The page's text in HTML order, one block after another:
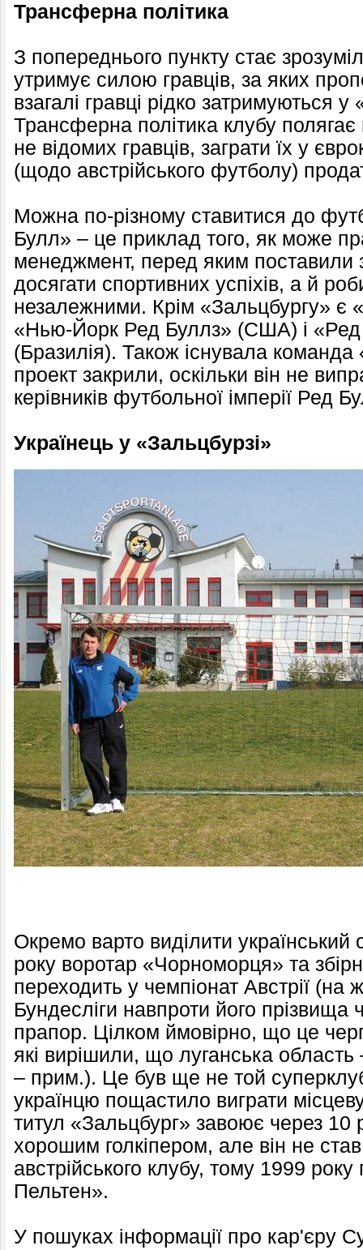
Трансферна політика
З попереднього пункту стає
утримує силою гравців, за яких
взагалі гравці рідко затримуються у
Трансферна політика клубу
не відомих гравців, заграти їх у
(щодо австрійського футболу)
Можна по-різному ставитися до
Булл» – це приклад того, як може
менеджмент, перед яким поставили
досягати спортивних успіхів, а й
незалежними. Крім «Зальцбургу» є
«Нью-Йорк Ред Буллз» (США) і «Ред
(Бразилія). Також існувала
проект закрили, оскільки він не
керівників футбольної імперії Ред
Українець у «Зальцбурзі»
Окремо варто виділити український
року воротар «Чорноморця» та
переходить у чемпіонат Австрії (на
Бундесліги навпроти його прізвища
прапор. Цілком ймовірно, що це
які вирішили, що луганська область
– прим.). Це був ще не той
українцю пощастило виграти
титул «Зальцбург» завоює через 10
хорошим голкіпером, але він не
австрійського клубу, тому 1999
Пельтен».
У пошуках інформації про кар'єру